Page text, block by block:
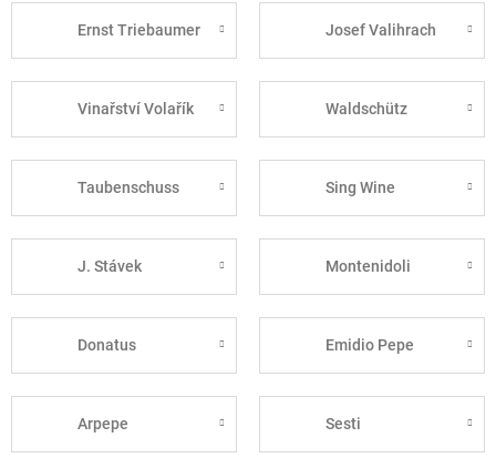
Ernst Triebaumer Josef Valihrach
Vinařství Volařík Waldschütz
Taubenschuss Sing Wine
J. Stávek Montenidoli
Donatus Emidio Pepe
Arpepe Sesti